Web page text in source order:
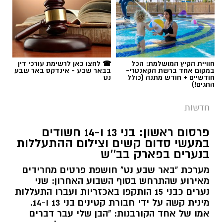
תגים:משטרה
קרדיט: משטרת ישראל
שוטרי המחוז הדרומי ולוחמי המשמר הלאומי של
מג"ב ממשיכים להנחית מכות על תשתיות
הפשיעה בנגב, עם שתי תפיסות משמעותיות
ביממות האחרונות. במסגרת פעילות סמויה
חוויית הקיץ המושלמת: הכל
במקום אחד ברשת הקאנטרי-
חודשיים + חודש מתנה (כולל
החגים!)
☎ לחצו כאן לרשימת עורכי דין
בבאר שבע - אינדקס באר שבע
נט
חדשות
פרסום ראשון: בני 13 ו-14 חשודים
במעשי סדום קשים וצילום ההתעללות
בנערים בפארק בב''ש
מערכת "באר שבע נט" חושפת פרטים מחרידים
מאירוע שהתרחש בסוף השבוע האחרון: שני
נערים כבני 15 הותקפו באכזריות ועברו התעללות
מינית קשה על ידי חבורת קטינים בני 13 ו-14.
אמו של אחד הקורבנות: "הבן שלי עבר דברים